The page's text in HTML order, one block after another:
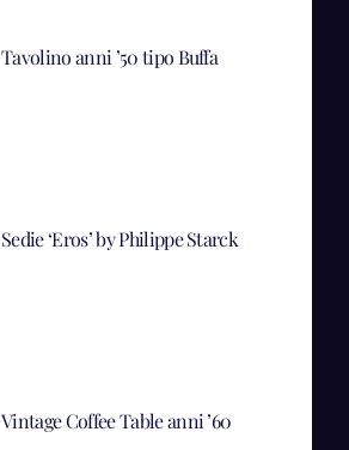
Tavolino anni ’50 tipo Buffa
Sedie ‘Eros’ by Philippe Starck
Vintage Coffee Table anni ’60